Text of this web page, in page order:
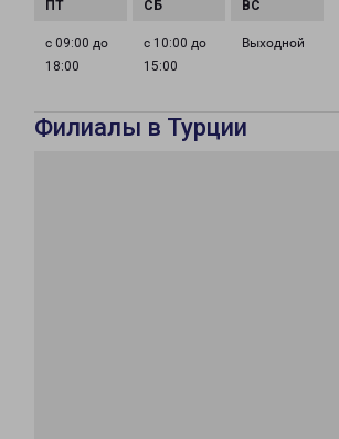
с 09:00 до
18:00
с 10:00 до
15:00
Выходной
Филиалы в Турции